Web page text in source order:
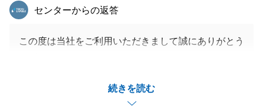
続きを読む
東急リバブル
センターからの返答
この度は当社をご利用いただきまして誠にありがとう
いつもT様の迅速なご対応、ご協力のおかげで、無事